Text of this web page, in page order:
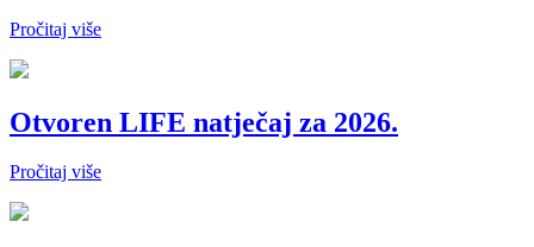
Pročitaj više
Otvoren LIFE natječaj za 2026.
Pročitaj više